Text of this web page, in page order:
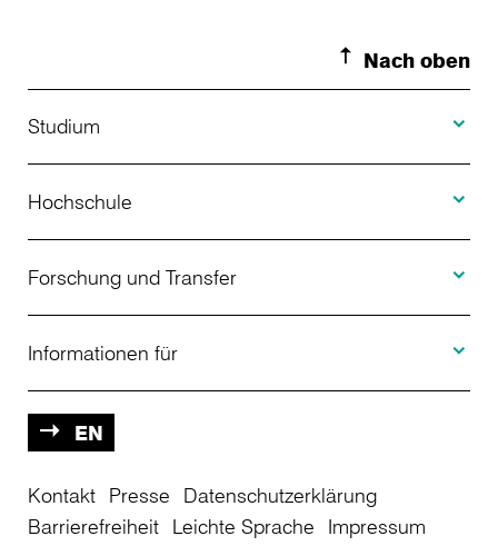
Nach oben
Studium
Studienangebot
Bewerbung
Studienberatung
Weiterbildung
Studienkolleg
Hochschule
Über uns
Aktuelles
Veranstaltungen
Einrichtungen
Forschung und Transfer
Projekte
Informationen für
Studieninteressierte
Studierende
EN
Kontakt Presse
Datenschutzerklärung
Barrierefreiheit Leichte Sprache Impressum